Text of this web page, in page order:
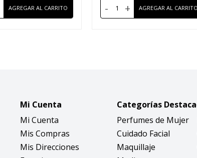
- +
Mi Cuenta
Mi Cuenta
Mis Compras
Mis Direcciones
Categorías
Perfumes de Mujer
Cuidado Facial
Maquillaje